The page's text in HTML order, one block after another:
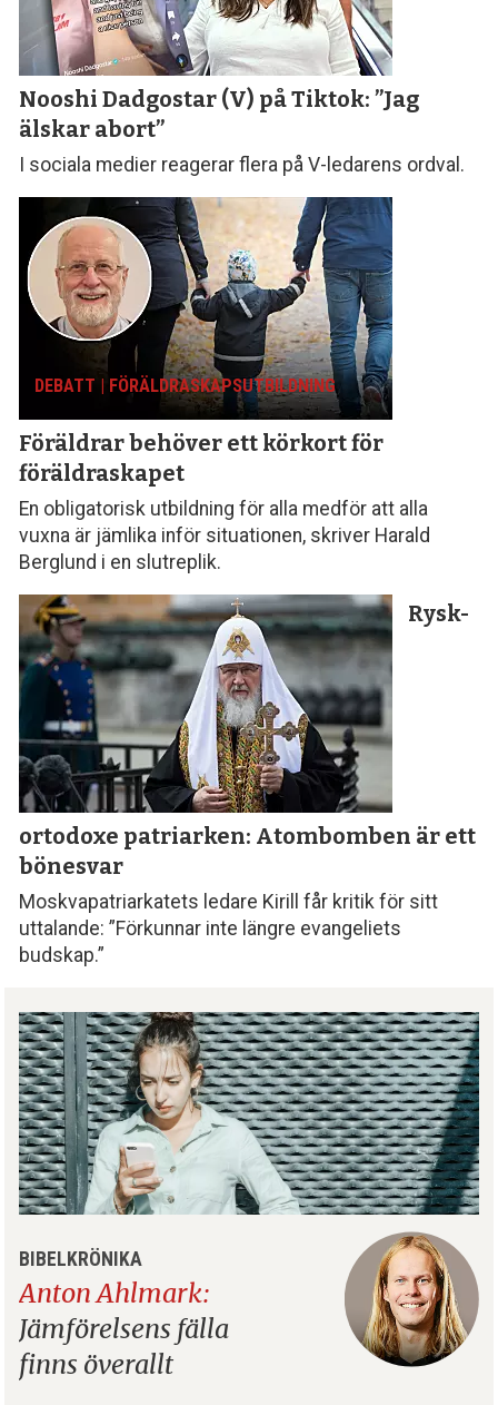
Nooshi Dadgostar (V) på Tiktok: ”Jag
älskar abort”
I sociala medier reagerar flera på V-ledarens ordval.
DEBATT | FÖRÄLDRASKAPS­UTBILDNING
Föräldrar behöver ett körkort för
föräldraskapet
En obligatorisk utbildning för alla medför att alla
vuxna är jämlika inför situationen, skriver Harald
Berglund i en slutreplik.
Rysk-
ortodoxe patriarken: Atombomben är ett
bönesvar
Moskvapatriarkatets ledare Kirill får kritik för sitt
uttalande: ”Förkunnar inte längre evangeliets
budskap.”
BIBELKRÖNIKA
Anton Ahlmark:
Jämförelsens fälla
finns överallt